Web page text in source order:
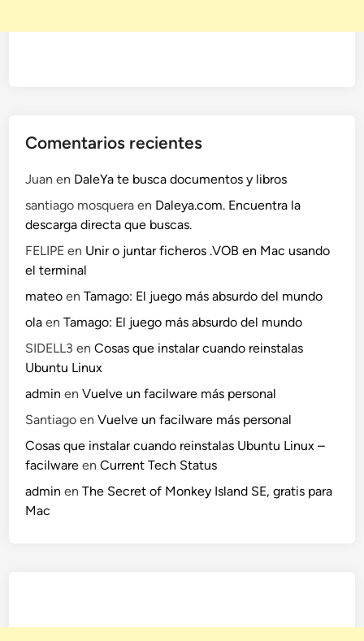
Comentarios recientes
Juan en DaleYa te busca documentos y libros
santiago mosquera en Daleya.com. Encuentra la
descarga directa que buscas.
FELIPE en Unir o juntar ficheros .VOB en Mac usando
el terminal
mateo enTamago: El juego más absurdo del mundo
ola enTamago: El juego más absurdo del mundo
SIDELL3 enCosas que instalar cuando reinstalas
Ubuntu Linux
admin enVuelve un facilware más personal
Santiago enVuelve un facilware más personal
Cosas que instalar cuando reinstalas Ubuntu Linux –
facilware enCurrent Tech Status
admin enThe Secret of Monkey Island SE, gratis para
Mac